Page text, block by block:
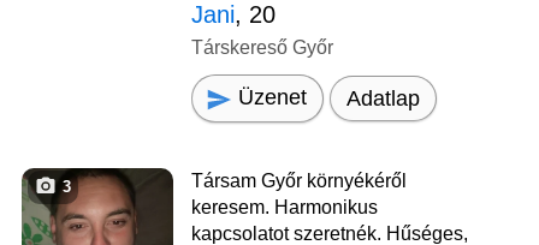
Jani, 20
Társkereső Győr
Üzenet Adatlap
3
Társam Győr környékéről
keresem. Harmonikus
kapcsolatot szeretnék. Hűséges,